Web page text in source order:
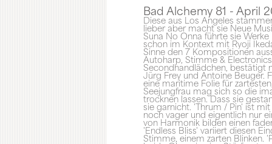
Bad Alchemy 81 - April
Diese aus Los Angeles
lieber aber macht sie Neue
Suna No Onna führte sie
schon im Kontext mit Ryoji
Sinne den 7 Kompositionen
Autoharp, Stimme &
Secondhandlädchen, bestätigt
Jürg Frey und Antoine Beuger.
eine maritime Folie für
Seejungfrau mag sich so die
trocknen lassen. Dass sie
sie garnicht. 'Thrum / Pin' ist
noch vager und eigentlich nur
von Harmonik bilden einen
'Endless Bliss' variiert diesen
Stimme, einem zarten Blinken.